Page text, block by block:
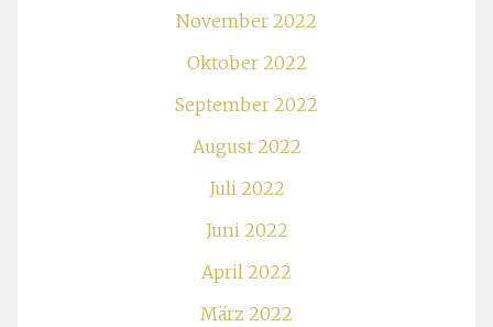
November 2022
Oktober 2022
September 2022
August 2022
Juli 2022
Juni 2022
April 2022
März 2022